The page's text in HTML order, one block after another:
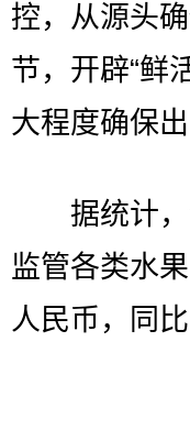
控，从源头
节，开辟“鲜
大程度确保
据统计，
监管各类水
人民币，同